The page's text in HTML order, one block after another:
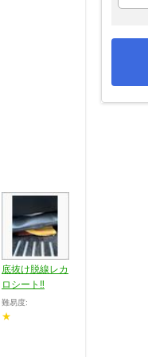
底抜け脱線レカ
ロシート‼️
難易度:
★